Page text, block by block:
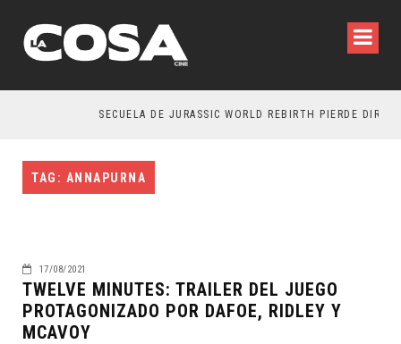
SECUELA DE JURASSIC WORLD REBIRTH PIERDE
TAG: ANNAPURNA
17/08/2021
TWELVE MINUTES: TRAILER DEL JUEGO
PROTAGONIZADO POR DAFOE, RIDLEY Y
MCAVOY